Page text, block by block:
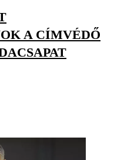
A CÍMVÉDŐ